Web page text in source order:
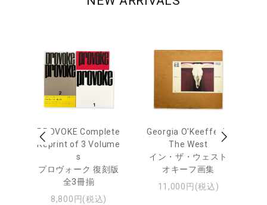
PROVOKE Complete
Reprint of 3 Volume
s
プロヴォーク 復刻版
全3冊揃
8,800円(税込)
Georgia O'Keeffe: In
The West
イン・ザ・ウェスト
オキーフ画集
11,000円(税込)